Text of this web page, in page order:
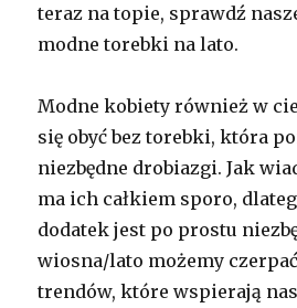
teraz na topie, sprawdź
modne torebki na lato.
Modne kobiety również w
się obyć bez torebki, która
niezbędne drobiazgi. Jak
ma ich całkiem sporo,
dodatek jest po prostu
wiosna/lato możemy
trendów, które wspierają